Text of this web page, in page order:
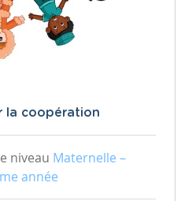
la coopération
niveau Maternelle –
année